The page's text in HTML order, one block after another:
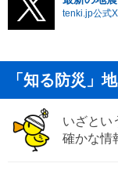
tenki.jp公式
「知る防災」
いざとい
確かな情